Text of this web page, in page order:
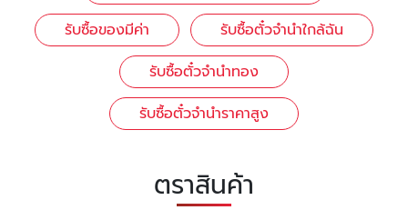
รับซื้อของมีค่า
รับซื้อตั๋วจำนำใกล้ฉัน
รับซื้อตั๋วจำนำทอง
รับซื้อตั๋วจำนำราคาสูง
ตราสินค้า